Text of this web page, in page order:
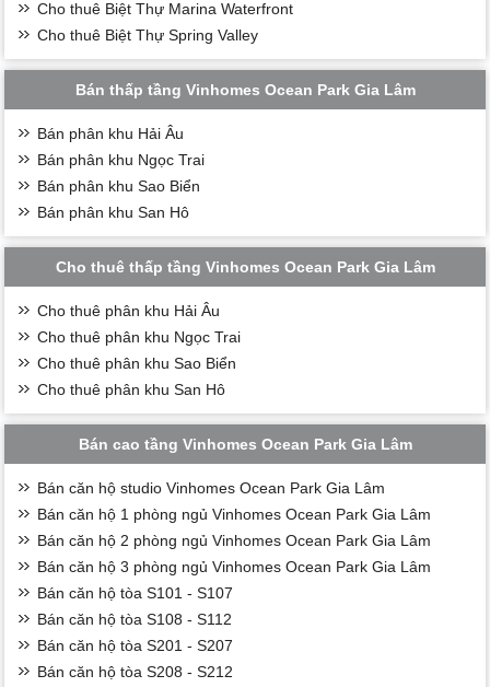
Cho thuê Biệt Thự Marina Waterfront
Cho thuê Biệt Thự Spring Valley
Bán thấp tầng Vinhomes Ocean Park Gia Lâm
Bán phân khu Hải Âu
Bán phân khu Ngọc Trai
Bán phân khu Sao Biển
Bán phân khu San Hô
Cho thuê thấp tầng Vinhomes Ocean Park Gia Lâm
Cho thuê phân khu Hải Âu
Cho thuê phân khu Ngọc Trai
Cho thuê phân khu Sao Biển
Cho thuê phân khu San Hô
Bán cao tầng Vinhomes Ocean Park Gia Lâm
Bán căn hộ studio Vinhomes Ocean Park Gia Lâm
Bán căn hộ 1 phòng ngủ Vinhomes Ocean Park Gia Lâm
Bán căn hộ 2 phòng ngủ Vinhomes Ocean Park Gia Lâm
Bán căn hộ 3 phòng ngủ Vinhomes Ocean Park Gia Lâm
Bán căn hộ tòa S101 - S107
Bán căn hộ tòa S108 - S112
Bán căn hộ tòa S201 - S207
Bán căn hộ tòa S208 - S212